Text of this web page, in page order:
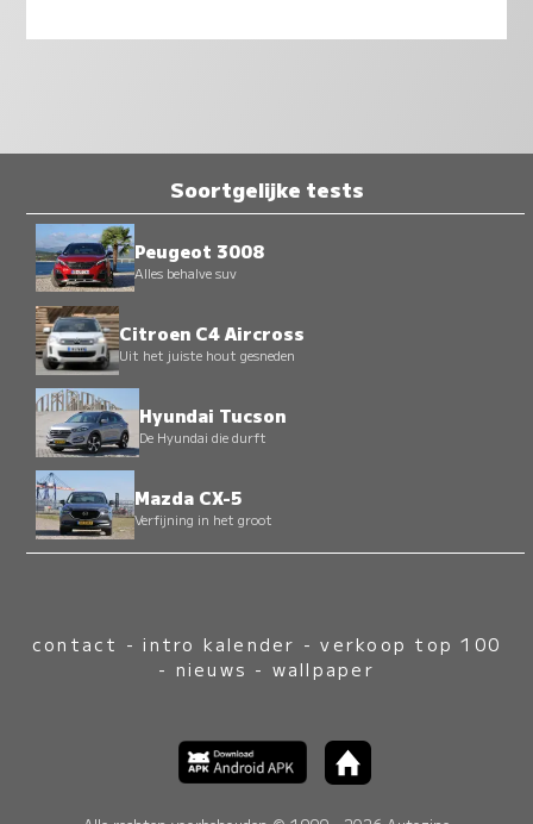
Soortgelijke tests
Peugeot 3008
Alles behalve suv
Citroen C4 Aircross
Uit het juiste hout gesneden
Hyundai Tucson
De Hyundai die durft
Mazda CX-5
Verfijning in het groot
contact -intro kalender -verkoop top 100
- nieuws - wallpaper